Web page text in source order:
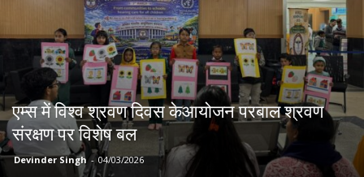
एम्स में विश्व श्रवण दिवस केआयोजन परबाल श्रवण
संरक्षण पर विशेष बल
Devinder Singh - 04/03/2026